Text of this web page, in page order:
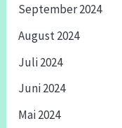
September 2024
August 2024
Juli 2024
Juni 2024
Mai 2024